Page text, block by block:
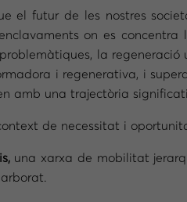
el futur de les nostres
on es
la
i regenerativa, i
amb una trajectòria
de necessitat i
una xarxa de mobilitat